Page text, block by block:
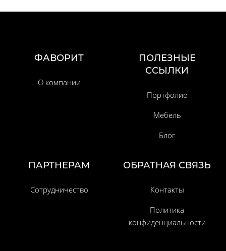
ФАВОРИТ
О компании
ПОЛЕЗНЫЕ
ССЫЛКИ
Портфолио
Мебель
Блог
ПАРТНЕРАМ
Сотрудничество
ОБРАТНАЯ СВЯЗЬ
Контакты
Политика
конфиденциальности